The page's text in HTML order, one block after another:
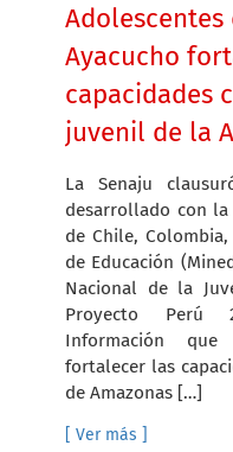
Adolescentes
Ayacucho
capacidades
juvenil de la
La Senaju
desarrollado con
de Chile,
de Educación
Nacional de la
Proyecto Perú
Información que
fortalecer las
de Amazonas […]
[ Ver más ]